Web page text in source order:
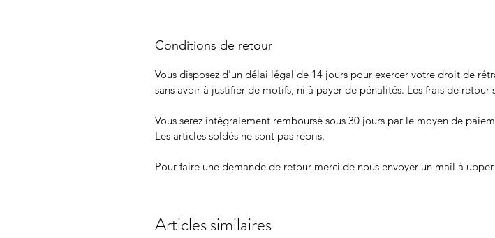
Conditions de retour
Vous disposez d'un délai légal de 14 jours pour exercer votre droit de
sans avoir à justifier de motifs, ni à payer de pénalités. Les frais de retour
Vous serez intégralement remboursé sous 30 jours par le moyen de
Les articles soldés ne sont pas repris.
Pour faire une demande de retour merci de nous envoyer un mail à
Articles similaires